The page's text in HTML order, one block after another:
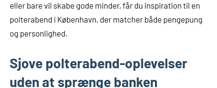
eller bare vil skabe gode minder, får du inspiration til en
polterabend i København, der matcher både pengepung
og personlighed.
Sjove polterabend-oplevelser
uden at sprænge banken